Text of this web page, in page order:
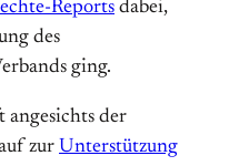
Reports dabei,
des
ging.
angesichts der
zur Unterstützung